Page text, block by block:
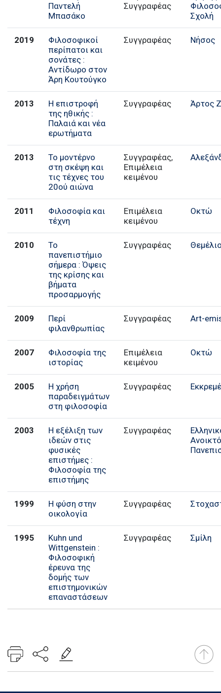
Παντελή
Μπασάκο
Συγγραφέας
Σχολή
2019
Φιλοσοφικοί
περίπατοι και
σονάτες :
Αντίδωρο στον
Άρη Κουτούγκο
Συγγραφέας Νήσος
2013
Η επιστροφή
της ηθικής :
Παλαιά και νέα
ερωτήματα
Συγγραφέας Άρτος
2013
Το μοντέρνο
στη σκέψη και
τις τέχνες του
20ού αιώνα
Συγγραφέας,
Επιμέλεια
κειμένου
2011
Φιλοσοφία και
τέχνη
Επιμέλεια
κειμένου
Οκτώ
2010
Το
πανεπιστήμιο
σήμερα : Όψεις
της κρίσης και
βήματα
προσαρμογής
Συγγραφέας
2009
Περί
φιλανθρωπίας
Συγγραφέας Art-
2007
Φιλοσοφία της
ιστορίας
Επιμέλεια
κειμένου
Οκτώ
2005
Η χρήση
παραδειγμάτων
στη φιλοσοφία
Συγγραφέας
2003
Η εξέλιξη των
ιδεών στις
φυσικές
επιστήμες :
Φιλοσοφία της
επιστήμης
Συγγραφέας
1999
Η φύση στην
οικολογία
Συγγραφέας
1995
Kuhn und
Wittgenstein :
Φιλοσοφική
έρευνα της
δομής των
επιστημονικών
επαναστάσεων
Συγγραφέας Σμίλη